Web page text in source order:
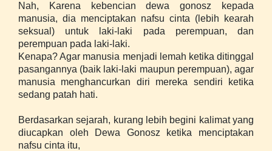
Nah, Karena kebencian dewa gonosz kepada
manusia, dia menciptakan nafsu cinta (lebih kearah
seksual) untuk laki-laki pada perempuan, dan
perempuan pada laki-laki.
Kenapa? Agar manusia menjadi lemah ketika ditinggal
pasangannya (baik laki-laki maupun perempuan), agar
manusia menghancurkan diri mereka sendiri ketika
sedang patah hati.
Berdasarkan sejarah, kurang lebih begini kalimat yang
diucapkan oleh Dewa Gonosz ketika menciptakan
nafsu cinta itu,